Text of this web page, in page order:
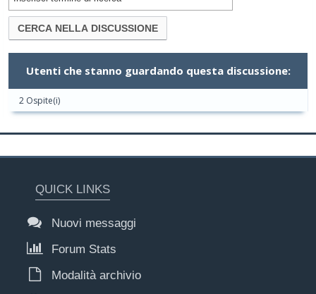
Utenti che stanno guardando questa discussione:
2 Ospite(i)
QUICK LINKS
Nuovi messaggi
Forum Stats
Modalità archivio